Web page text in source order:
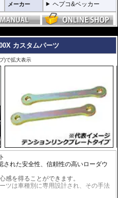
メーカー ヘプコ&ベッカー
カスタムパーツ
)で拡大表示
された安全性、信頼性の高いローダウ
感を得ることができます。
ツは車種別に専用設計され、その手法